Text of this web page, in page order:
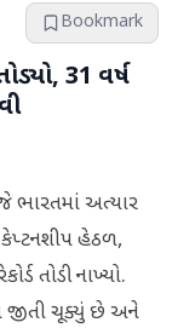
Bookmark
31 વર્ષ
જે ભારતમાં અત્યાર
કેપ્ટનશીપ હેઠળ,
તોડી નાખ્યો.
જીતી ચૂક્યું છે અને